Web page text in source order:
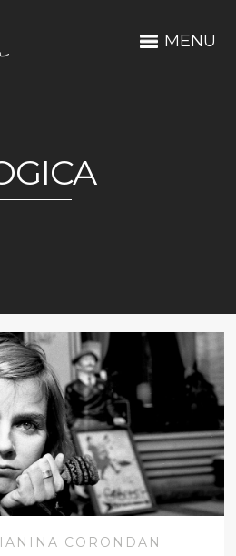
MENU
CORONDAN